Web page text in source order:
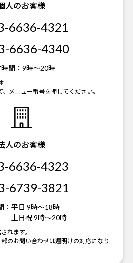
人のお客様
6636-4321
6636-4340
間： 9時～20時
メニュー番号を押してください。
人のお客様
6636-4323
6739-3821
： 平日 9時～18時
土日祝 9時～20時
れます。
のお問い合わせは週明けの対応になり